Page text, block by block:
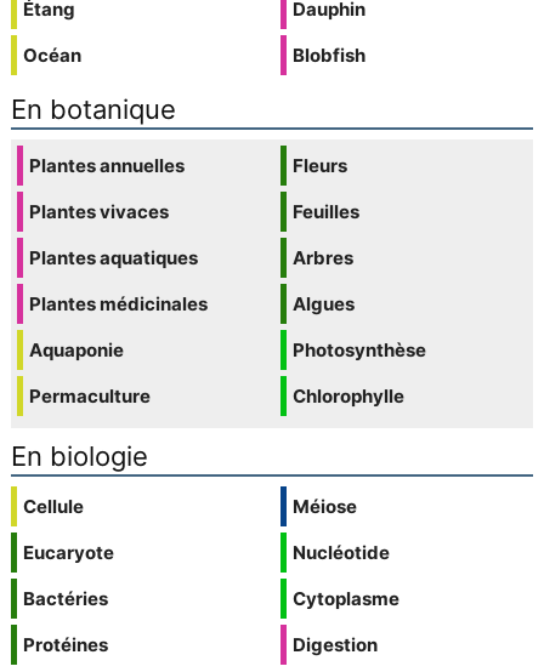
Étang
Océan
Dauphin
Blobfish
En botanique
Plantes annuelles
Plantes vivaces
Plantes aquatiques
Plantes médicinales
Aquaponie
Permaculture
Fleurs
Feuilles
Arbres
Algues
Photosynthèse
Chlorophylle
En biologie
Cellule
Eucaryote
Bactéries
Protéines
Méiose
Nucléotide
Cytoplasme
Digestion